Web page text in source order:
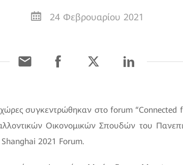
24 Φεβρουαρίου 2021
συγκεντρώθηκαν στο forum “Connected
Οικονομικών Σπουδών του
2021 Forum.